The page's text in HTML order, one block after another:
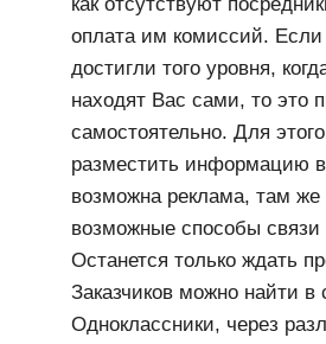
оплата им комиссий.
достигли того уровня,
находят Вас сами, то это
самостоятельно. Для
разместить информацию в
возможна реклама, там же
возможные способы
Останется только ждать
Заказчиков можно найти в
Одноклассники, через